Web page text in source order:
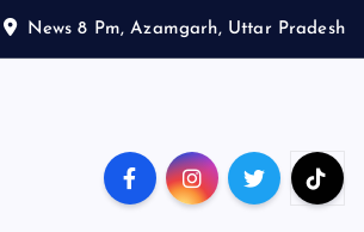
News 8 Pm, Azamgarh, Uttar Pradesh